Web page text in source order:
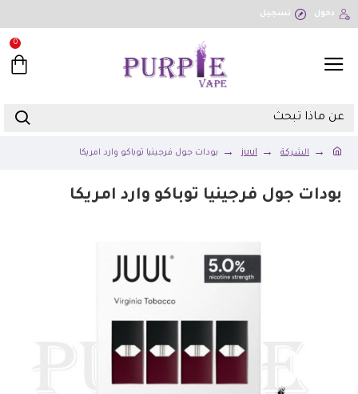
دخول تسجيل
0
الشركة juul بودات جول فرجينيا توباكو وارد امريكا
بودات جول فرجينيا توباكو وارد امريكا